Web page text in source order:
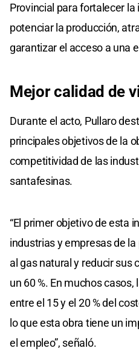
Provincial para fortalecer
potenciar la producción,
garantizar el acceso a una
Mejor calidad de
Durante el acto, Pullaro
principales objetivos de la
competitividad de las
santafesinas.
“El primer objetivo de esta
industrias y empresas de
al gas natural y reducir sus
un 60 %. En muchos
entre el 15 y el 20 % del
lo que esta obra tiene un
el empleo”, señaló.